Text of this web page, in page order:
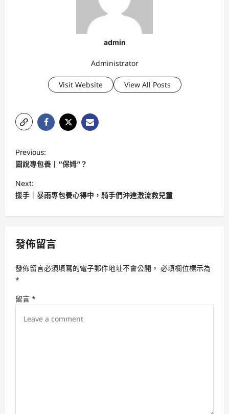
admin
Administrator
Visit Website View All Posts
o
s
t
v
g
t
Previous:
圖說專包養丨“保姆”？
Next:
援手｜暴雨專包養心得中，騎手們沖進激流救兒童
發佈留言
發佈留言必須填寫的電子郵件地址不會公開。 必填欄位標示為
*
留言 *